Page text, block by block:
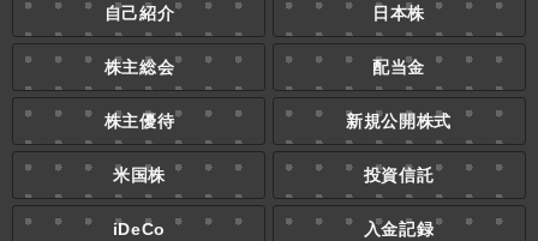
自己紹介 日本株
株主総会 配当金
株主優待 新規公開株式
米国株 投資信託
iDeCo 入金記録